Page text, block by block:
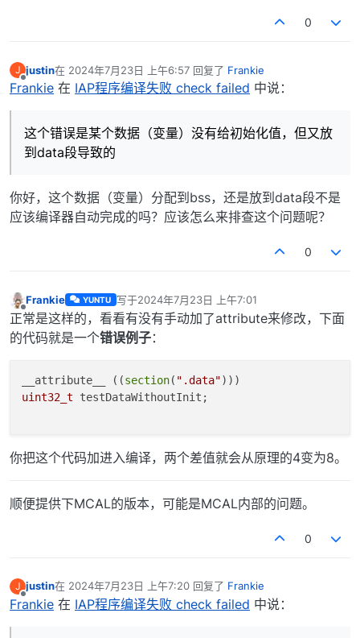
0
J
离线
justin在 2024年7月23日 上午6:57 回复了 Frankie
最后由 编辑
Frankie 在 IAP程序编译失败 check failed 中说：
这个错误是某个数据（变量）没有给初始化值，但又放
到data段导致的
你好，这个数据（变量）分配到bss，还是放到data段不是
应该编译器自动完成的吗？应该怎么来排查这个问题呢？
0
离线
Frankie YUNTU 写于2024年7月23日 上午7:01
最后由 编辑
正常是这样的，看看有没有手动加了attribute来修改，下面
的代码就是一个错误例子：
__attribute__ ((section( ".data"
uint32_t testDataWithoutInit;
你把这个代码加进入编译，两个差值就会从原理的4变为8。
顺便提供下MCAL的版本，可能是MCAL内部的问题。
0
J
离线
justin在 2024年7月23日 上午7:20 回复了 Frankie
最后由 编辑
Frankie 在 IAP程序编译失败 check failed 中说：